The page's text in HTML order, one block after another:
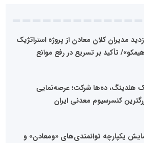
مدیران کلان معادن از پروژه استراتژیک
تأکید بر تسریع در رفع موانع
هلدینگ، ده‌ها شرکت؛ عرصه‌نمایی
کنسرسیوم معدنی ایران
یکپارچه توانمندی‌های «ومعادن» و